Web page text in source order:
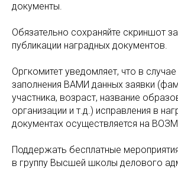
документы.
Обязательно сохраняйте скриншот
публикации наградных документов.
Оргкомитет уведомляет, что в
заполнения ВАМИ данных заявки
участника, возраст, название
организации и т.д.) исправления в
документах осуществляется на
Поддержать бесплатные
в группу Высшей школы делового